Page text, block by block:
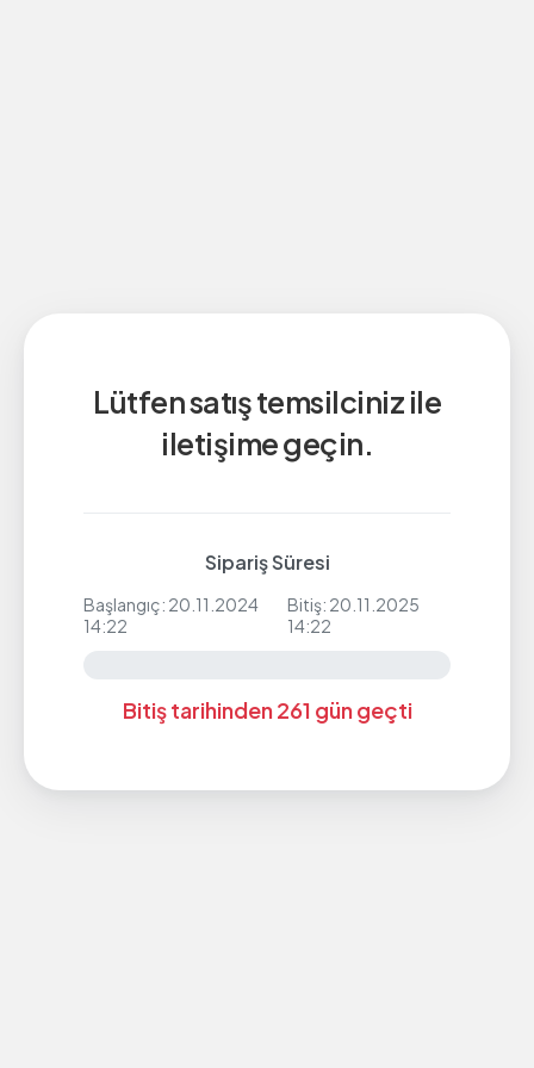
Lütfen satış temsilciniz ile
iletişime geçin.
Sipariş Süresi
Başlangıç: 20.11.2024
14:22
Bitiş: 20.11.2025
14:22
Bitiş tarihinden 261 gün geçti